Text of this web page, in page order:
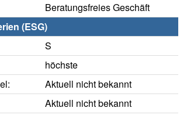
Beratungsfreies Geschäft
(ESG)
S
höchste
Aktuell nicht bekannt
Aktuell nicht bekannt